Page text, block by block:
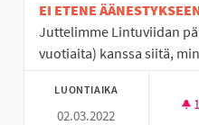
EI ETENE
Juttelimme Lintuviidan
vuotiaita) kanssa siitä,
LUONTIAIKA
02.03.2022